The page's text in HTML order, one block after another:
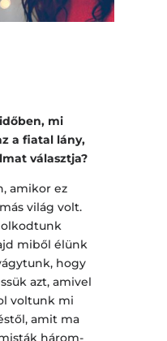
mi
a fiatal lány,
választja?
amikor ez
világ volt.
miből élünk
hogy
azt, amivel
voltunk mi
amit ma